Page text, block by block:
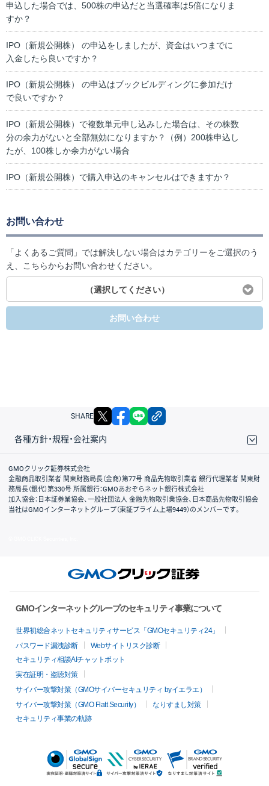
申込した場合では、500株の申込だと当選確率は5倍になりま
すか？
IPO（新規公開株） の申込をしましたが、資金はいつまでに
入金したら良いですか？
IPO（新規公開株） の申込はブックビルディングに参加だけ
で良いですか？
IPO（新規公開株）で複数単元申し込みした場合は、その株数
分の余力がないと全部無効になりますか？（例）200株申込し
たが、100株しか余力がない場合
IPO（新規公開株）で購入申込のキャンセルはできますか？
お問い合わせ
「よくあるご質問」では解決しない場合はカテゴリーをご選択のう
え、こちらからお問い合わせください。
（選択してください）
お問い合わせ
SHARE X facebook
各種方針・規程・会社案内
取引規程・約款
サイトマップ
その他のご案内
個人情報保護方針
最良執行方針
サイトのご利用について
ディスクレイマー
信託保全
リスク説明
会社案内
GMOクリック証券株式会社
金融商品取引業者 関東財務局長（金商）第77号 商品先物取引業者 銀行代理業者 関東財
務局長（銀代）第330号 所属銀行：GMOあおぞらネット銀行株式会社
加入協会：日本証券業協会、一般社団法人 金融先物取引業協会、日本商品先物取引協会
当社はGMOインターネットグループ（東証プライム上場9449）のメンバーです。
GMOインターネットグループのセキュリティ事業について
世界初総合ネットセキュリティサービス「GMOセキュリティ24」
パスワード漏洩診断
Webサイトリスク診断
セキュリティ相談AIチャットボット
実在証明・盗聴対策
サイバー攻撃対策（GMOサイバーセキュリティ byイエラエ）
サイバー攻撃対策（GMO Flatt Security）
なりすまし対策
セキュリティ事業の軌跡